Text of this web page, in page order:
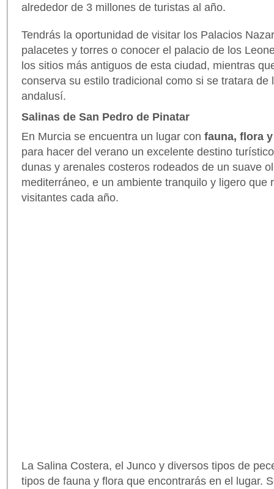
alrededor de 3 millones de turistas al año.
Tendrás la oportunidad de visitar los Palacios
palacetes y torres o conocer el palacio de los
los sitios más antiguos de esta ciudad, mientras
conserva su estilo tradicional como si se tratara de
andalusí.
Salinas de San Pedro de Pinatar
En Murcia se encuentra un lugar con fauna, flora
para hacer del verano un excelente destino
dunas y arenales costeros rodeados de un suave
mediterráneo, e un ambiente tranquilo y ligero que
visitantes cada año.
La Salina Costera, el Junco y diversos tipos de
tipos de fauna y flora que encontrarás en el lugar.